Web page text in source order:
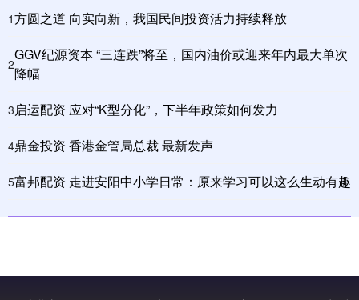
1方圆之道 向实向新，我国民间投资活力持续释放
2
GGV纪源资本 “三连跌”将至，国内油价或迎来年内最大单次
降幅
3启运配资 应对“K型分化”，下半年政策如何发力
4鼎金投资 香港金管局总裁 最新发声
5富邦配资 走进安阳中小学日常：原来学习可以这么生动有趣